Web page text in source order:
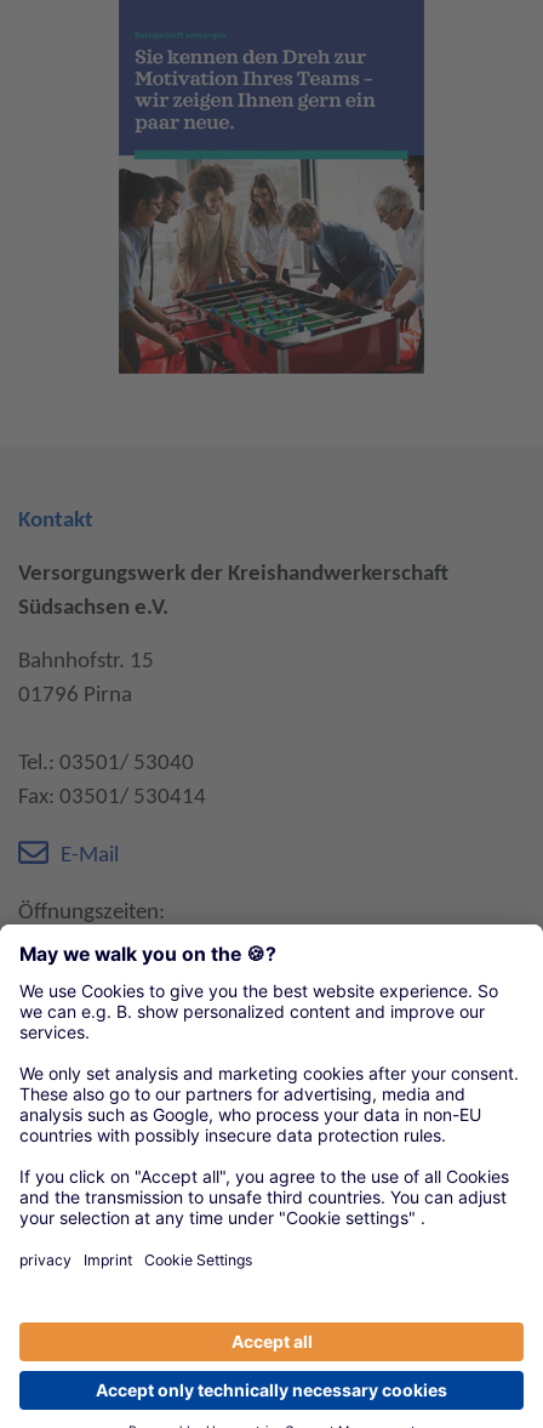
Kontakt
Versorgungswerk der Kreishandwerkerschaft
Südsachsen e.V.
Bahnhofstr. 15
01796 Pirna
Tel.: 03501/ 53040
Fax: 03501/ 530414
E-Mail
Öffnungszeiten:
Mo, Di, Mi 8-16 Uhr
Do 8-18 Uhr
Fr 8-12 Uhr
Organisationen unseres örtlichen Handwerks
Kreishandwerkerschaft Südsachsen
© 2020 Versorgungswerke|Anbieter|Datenschutz|
Cookie-Einstellungen